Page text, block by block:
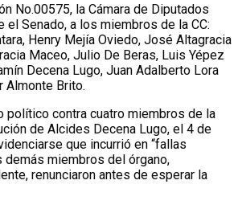
No.00575, la Cámara de Diputados
el Senado, a los miembros de la CC:
Henry Mejía Oviedo, José Altagracia
Maceo, Julio De Beras, Luis Yépez
Decena Lugo, Juan Adalberto Lora
Almonte Brito.
político contra cuatro miembros de la
de Alcides Decena Lugo, el 4 de
que incurrió en “fallas
demás miembros del órgano,
renunciaron antes de esperar la